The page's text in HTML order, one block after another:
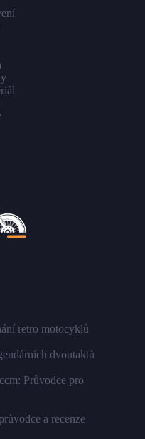
retro motocyklů
dvoutaktů
Průvodce pro
a recenze